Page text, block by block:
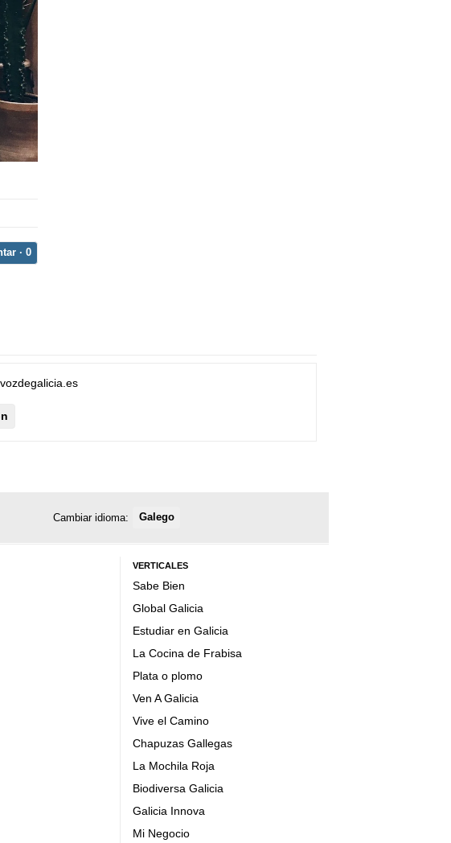
· 0
Cambiar idioma: Galego
VERTICALES
Sabe Bien
Global Galicia
Estudiar en Galicia
La Cocina de Frabisa
Plata o plomo
Ven A Galicia
Vive el Camino
Chapuzas Gallegas
La Mochila Roja
Biodiversa Galicia
Galicia Innova
Mi Negocio